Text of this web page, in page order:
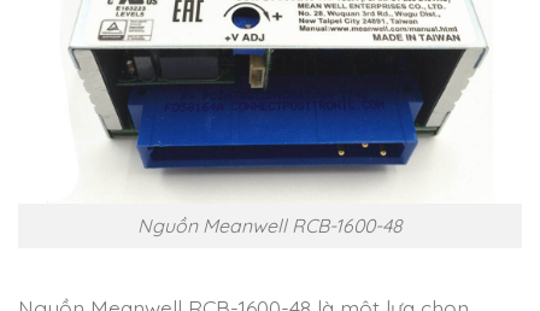
Nguồn Meanwell RCB-1600-48